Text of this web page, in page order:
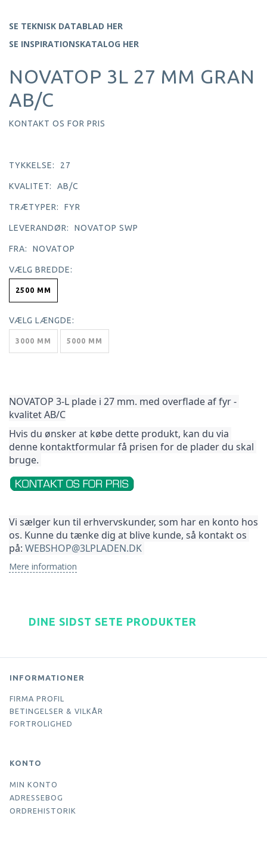
SE TEKNISK DATABLAD HER
SE INSPIRATIONSKATALOG HER
NOVATOP 3L 27 MM GRAN
AB/C
KONTAKT OS FOR PRIS
TYKKELSE: 27
KVALITET: AB/C
TRÆTYPER: FYR
LEVERANDØR: NOVATOP SWP
FRA: NOVATOP
VÆLG BREDDE:
2500 MM
VÆLG LÆNGDE:
3000 MM 5000 MM
NOVATOP 3-L plade i 27 mm. med overflade af fyr -
kvalitet AB/C
Hvis du ønsker at købe dette produkt, kan du via
denne kontaktformular få prisen for de plader du skal
bruge.
Vi sælger kun til erhvervskunder, som har en konto hos
os. Kunne du tænke dig at blive kunde, så kontakt os
på: WEBSHOP@3LPLADEN.DK
Mere information
DINE SIDST SETE PRODUKTER
INFORMATIONER
FIRMA PROFIL
BETINGELSER & VILKÅR
FORTROLIGHED
KONTO
MIN KONTO
ADRESSEBOG
ORDREHISTORIK